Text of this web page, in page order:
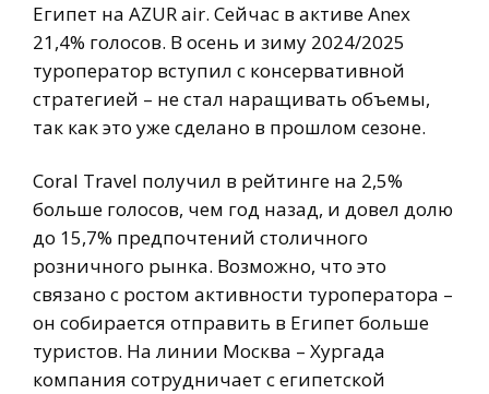
Египет на AZUR air. Сейчас в активе Anex
21,4% голосов. В осень и зиму 2024/2025
туроператор вступил с консервативной
стратегией – не стал наращивать объемы,
так как это уже сделано в прошлом сезоне.
Coral Travel получил в рейтинге на 2,5%
больше голосов, чем год назад, и довел долю
до 15,7% предпочтений столичного
розничного рынка. Возможно, что это
связано с ростом активности туроператора –
он собирается отправить в Египет больше
туристов. На линии Москва – Хургада
компания сотрудничает с египетской